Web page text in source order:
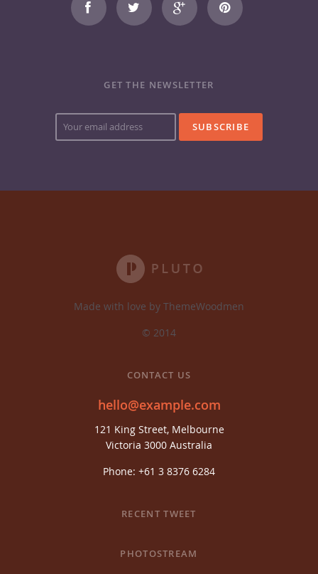
GET THE NEWSLETTER
Your
e-
mail
Made with love by ThemeWoodmen
© 2014
CONTACT US
hello@example.com
121 King Street, Melbourne
Victoria 3000 Australia
Phone: +61 3 8376 6284
RECENT TWEET
PHOTOSTREAM